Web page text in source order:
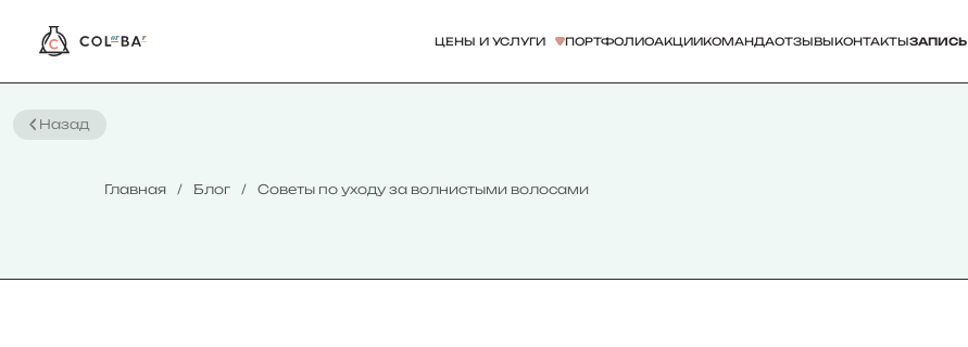
ЦЕНЫ И УСЛУГИ ПОРТФОЛИОАКЦИИКОМАНДАОТЗЫВЫКОНТАКТЫЗАПИСЬ
Назад
Главная Блог Советы по уходу за волнистыми волосами